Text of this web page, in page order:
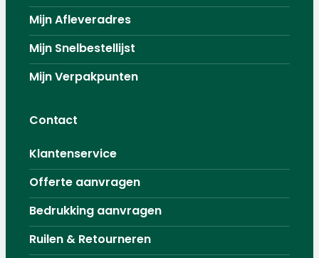
Mijn Afleveradres
Mijn Snelbestellijst
Mijn Verpakpunten
Contact
Klantenservice
Offerte aanvragen
Bedrukking aanvragen
Ruilen & Retourneren